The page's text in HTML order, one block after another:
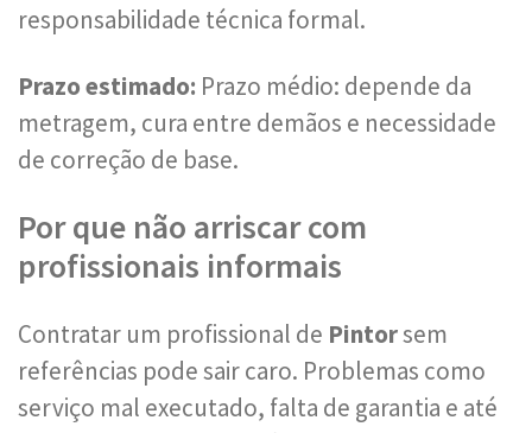
responsabilidade técnica formal.
Prazo estimado: Prazo médio: depende da
metragem, cura entre demãos e necessidade
de correção de base.
Por que não arriscar com
profissionais informais
Contratar um profissional de Pintorsem
referências pode sair caro. Problemas como
serviço mal executado, falta de garantia e até